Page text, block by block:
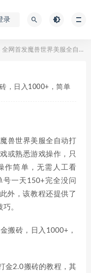
录
全网首发魔兽世界美服全自动打金搬砖，日入1000+，简单好操作，保姆级教学
，日入1000+，简单
兽世界美服全自动打
或熟悉游戏操作，只
作简单，无需人工看
一天150+完全没问
外，该教程还提供了
。
金2.0搬砖的教程，其